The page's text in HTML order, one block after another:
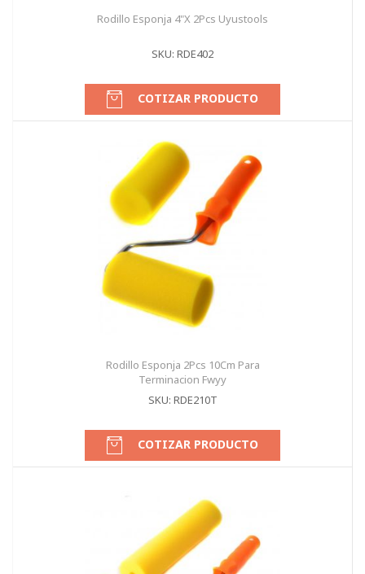
Rodillo Esponja 4"X 2Pcs Uyustools
SKU: RDE402
COTIZAR PRODUCTO
Rodillo Esponja 2Pcs 10Cm Para
Terminacion Fwyy
SKU: RDE210T
COTIZAR PRODUCTO